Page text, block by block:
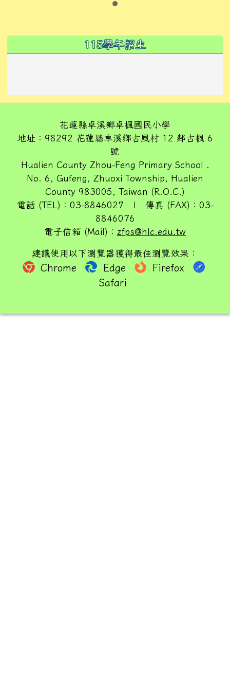
115學年招生
花蓮縣卓溪鄉卓楓國民小學
地址：98292 花蓮縣卓溪鄉古風村 12 鄰古楓 6
號
Hualien County Zhou-Feng Primary School .
No. 6, Gufeng, Zhuoxi Township, Hualien
County 983005, Taiwan (R.O.C.)
電話 (TEL)：03-8846027 | 傳真 (FAX)：03-
8846076
電子信箱 (Mail)： zfps@hlc.edu.tw
建議使用以下瀏覽器獲得最佳瀏覽效果：
Chrome Edge
Firefox
Safari